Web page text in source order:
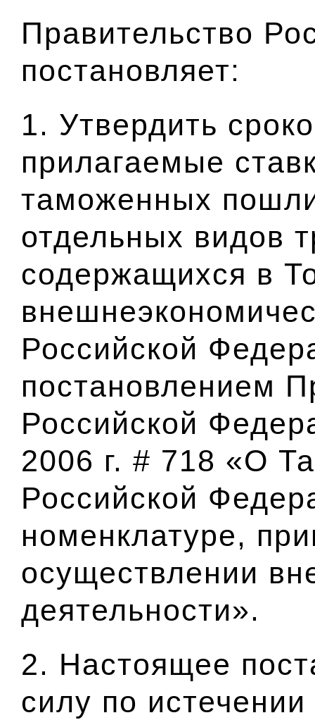
Правительство
постановляет:
1. Утвердить
прилагаемые
таможенных
отдельных видов
содержащихся в
Российской
постановлением
Российской
2006 г. # 718 «О
Российской
номенклатуре,
осуществлении
деятельности».
2. Настоящее
силу по